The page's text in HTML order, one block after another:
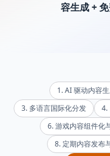
容生成 +
1.AI 驱动内容
3. 多语言国际化分发 4.
6.游戏内容组件化
8. 定期内容发布